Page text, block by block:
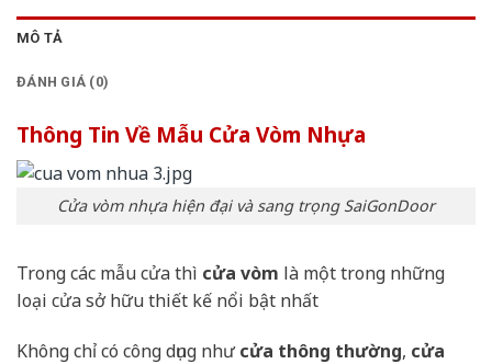
MÔ TẢ
ĐÁNH GIÁ (0)
Thông Tin Về Mẫu Cửa Vòm Nhựa
Cửa vòm nhựa hiện đại và sang trọng SaiGonDoor
Trong các mẫu cửa thì cửa vòm là một trong những
loại cửa sở hữu thiết kế nổi bật nhất
Không chỉ có công dụng nhưcửa thông thường, cửa